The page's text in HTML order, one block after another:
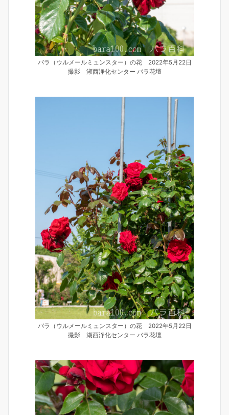
バラ（ウルメールミュンスター）の花 2022年5月22日
撮影 湖西浄化センター バラ花壇
バラ（ウルメールミュンスター）の花 2022年5月22日
撮影 湖西浄化センター バラ花壇